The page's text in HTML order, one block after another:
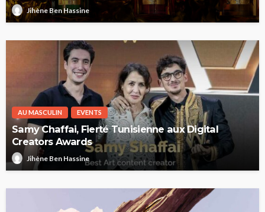
Jihène Ben Hassine
AU MASCULIN EVENTS
Samy Chaffai, Fierté Tunisienne aux Digital
Creators Awards
Jihène Ben Hassine